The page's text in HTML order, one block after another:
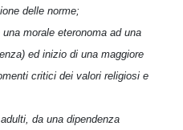
delle norme;
morale eteronoma ad una
ed inizio di una maggiore
critici dei valori religiosi e
da una dipendenza